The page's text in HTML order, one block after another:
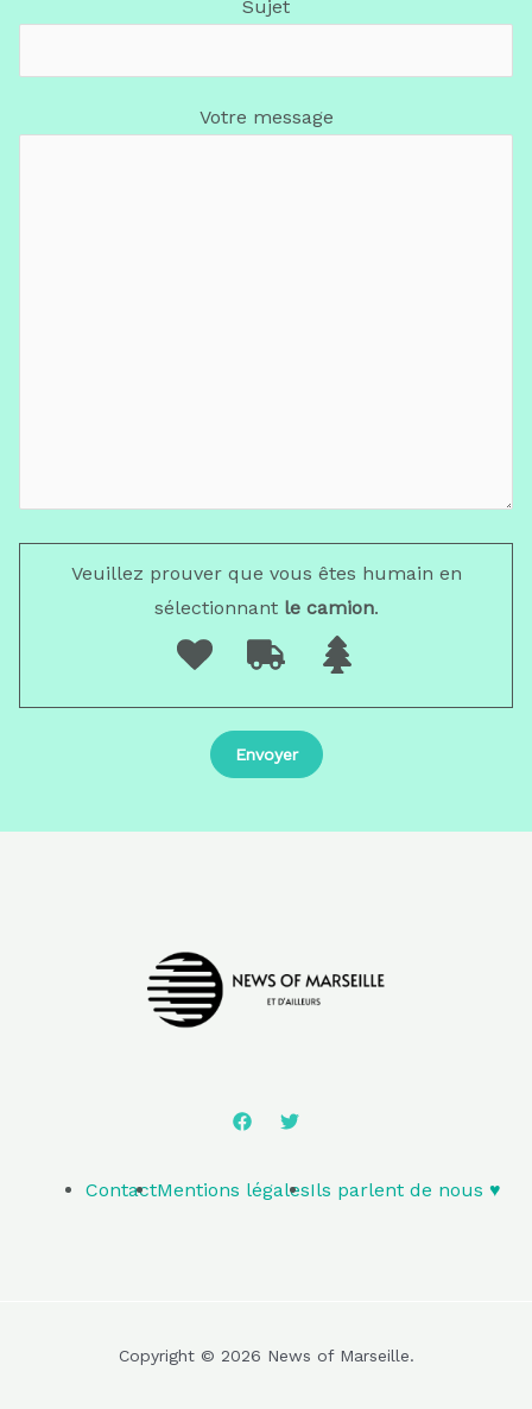
Sujet
Votre message
Veuillez prouver que vous êtes humain en
sélectionnantle camion.
ContactMentions légalesIls parlent de nous ♥️
Copyright © 2026 News of Marseille.